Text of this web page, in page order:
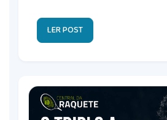
LER POST